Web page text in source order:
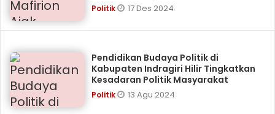
Politik 17 Des 2024
Pendidikan Budaya Politik di
Kabupaten Indragiri Hilir Tingkatkan
Kesadaran Politik Masyarakat
Politik 13 Agu 2024